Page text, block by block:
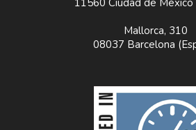
Mallorca, 310
08037 Barcelona